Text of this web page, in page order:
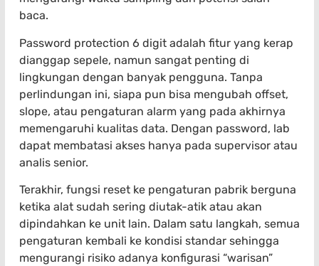
baca.
Password protection 6 digit adalah fitur yang kerap
dianggap sepele, namun sangat penting di
lingkungan dengan banyak pengguna. Tanpa
perlindungan ini, siapa pun bisa mengubah offset,
slope, atau pengaturan alarm yang pada akhirnya
memengaruhi kualitas data. Dengan password, lab
dapat membatasi akses hanya pada supervisor atau
analis senior.
Terakhir, fungsi reset ke pengaturan pabrik berguna
ketika alat sudah sering diutak-atik atau akan
dipindahkan ke unit lain. Dalam satu langkah, semua
pengaturan kembali ke kondisi standar sehingga
mengurangi risiko adanya konfigurasi “warisan”